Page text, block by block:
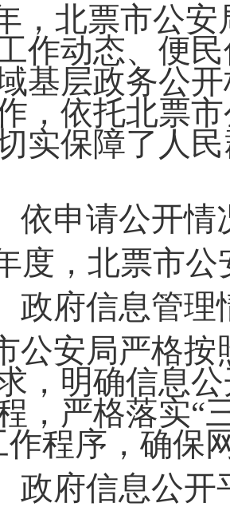
，北票市公
作动态、便
基层政务公
，依托北票
实保障了人
依申请公开情
度，北票市
政府信息管理
公安局严格
，明确信息
，严格落实“
作程序，确保
政府信息公